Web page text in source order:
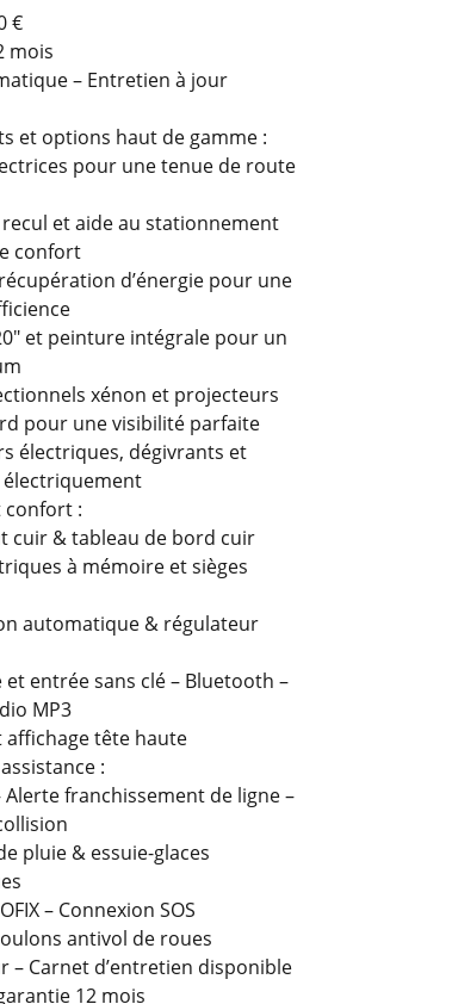
€
mois
– Entretien à jour
et options haut de gamme :
pour une tenue de route
recul et aide au stationnement
confort
d’énergie pour une
et peinture intégrale pour un
xénon et projecteurs
pour une visibilité parfaite
électriques, dégivrants et
confort :
cuir & tableau de bord cuir
à mémoire et sièges
automatique & régulateur
et entrée sans clé – Bluetooth –
MP3
affichage tête haute
:
Alerte franchissement de ligne –
pluie & essuie-glaces
– Connexion SOS
antivol de roues
– Carnet d’entretien disponible
12 mois